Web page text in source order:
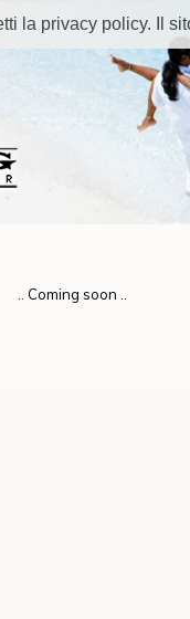
.. Coming soon ..
la privacy policy. Il